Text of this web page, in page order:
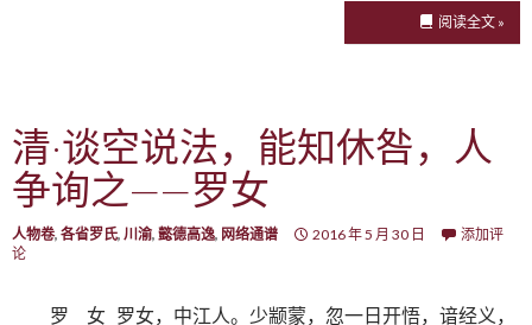
阅读全文 »
清·谈空说法，能知休咎，人
争询之——罗女
人物卷, 各省罗氏, 川渝, 懿德高逸, 网络通谱 2016 年 5 月 30 日
添加评
论
罗 女 罗女，中江人。少颛蒙，忽一日开悟，谙经义，